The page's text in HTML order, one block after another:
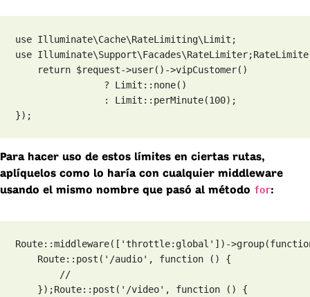
use Illuminate\Cache\RateLimiting\Limit;
use Illuminate\Support\Facades\RateLimiter;
    return $request->user()->vipCustomer()
                ? Limit::none()
                : Limit::perMinute(100);
});
Para hacer uso de estos límites en ciertas rutas,
aplíquelos como lo haría con cualquier middleware
usando el mismo nombre que pasó al método for:
Route::middleware(['throttle:global'])-
    Route::post('/audio', function () {
        //
    });
Route::post('/video', function () {